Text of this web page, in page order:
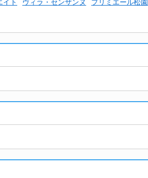
イト ヴィラ・センザンヌ プリミエール松園